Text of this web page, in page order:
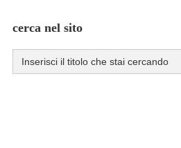
cerca nel sito
Search
for: